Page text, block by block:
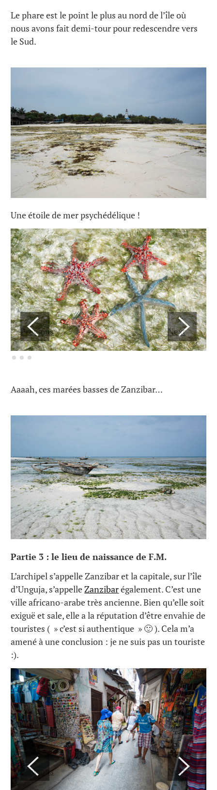
Le phare est le point le plus au nord de l’île où
nous avons fait demi-tour pour redescendre vers
le Sud.
Une étoile de mer psychédélique !
Previous Next
Aaaah, ces marées basses de Zanzibar…
Partie 3 : le lieu de naissance de F.M.
L’archipel s’appelle Zanzibar et la capitale, sur l’île
d’Unguja, s’appelleZanzibarégalement. C’est une
ville africano-arabe très ancienne. Bien qu’elle soit
exiguë et sale, elle a la réputation d’être envahie de
touristes ( » c’est si authentique » 🙂 ). Cela m’a
amené à une conclusion : je ne suis pas un touriste
:).
Previous Next